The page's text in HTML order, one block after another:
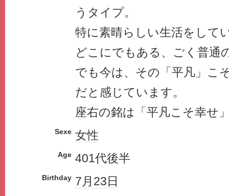
うタイプ。
特に素晴らしい生活をして
どこにでもある、ごく普通
でも今は、その「平凡」こ
だと感じています。
座右の銘は「平凡こそ幸せ
Sexe 女性
Age 401代後半
Birthday 7月23日